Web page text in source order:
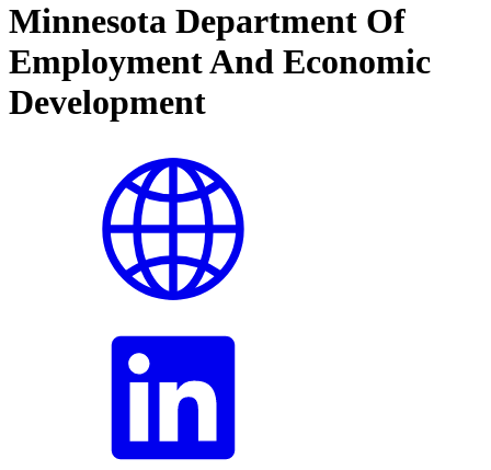
Minnesota Department Of
Employment And Economic
Development